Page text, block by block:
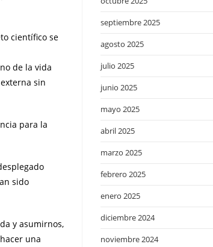
científico se
de la vida
sin
para la
sido
y asumirnos,
una
septiembre 2025
agosto 2025
julio 2025
junio 2025
mayo 2025
abril 2025
marzo 2025
febrero 2025
enero 2025
diciembre 2024
noviembre 2024